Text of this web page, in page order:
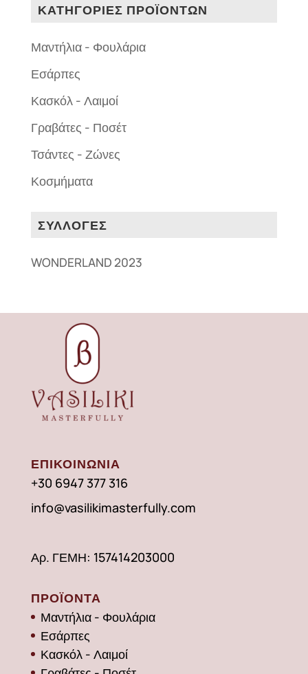
ΚΑΤΗΓΟΡΙΕΣ ΠΡΟΪΟΝΤΩΝ
Μαντήλια - Φουλάρια
Εσάρπες
Κασκόλ - Λαιμοί
Γραβάτες - Ποσέτ
Τσάντες - Ζώνες
Κοσμήματα
ΣΥΛΛΟΓΕΣ
WONDERLAND 2023
ΕΠΙΚΟΙΝΩΝΙΑ
+30 6947 377 316
info@vasilikimasterfully.com
Αρ. ΓΕΜΗ: 157414203000
ΠΡΟΪΟΝΤΑ
Μαντήλια - Φουλάρια
Εσάρπες
Κασκόλ - Λαιμοί